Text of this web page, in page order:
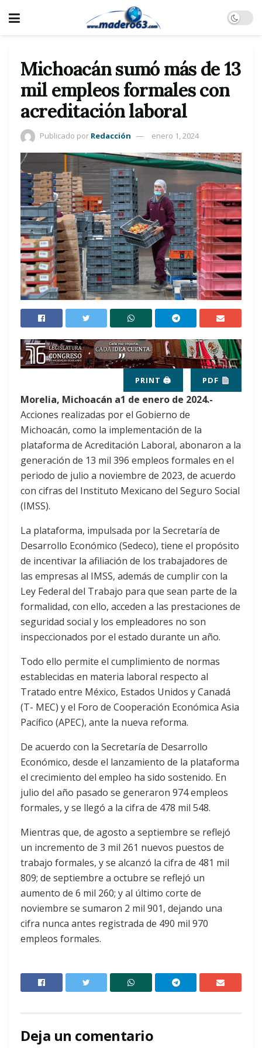
Michoacán sumó más de 13
mil empleos formales con
acreditación laboral
Publicado por Redacción enero 1, 2024
PRINT 🖨 PDF
Morelia, Michoacán a1 de enero de 2024.-
Acciones realizadas por el Gobierno de
Michoacán, como la implementación de la
plataforma de Acreditación Laboral, abonaron a la
generación de 13 mil 396 empleos formales en el
periodo de julio a noviembre de 2023, de acuerdo
con cifras del Instituto Mexicano del Seguro Social
(IMSS).
La plataforma, impulsada por la Secretaría de
Desarrollo Económico (Sedeco), tiene el propósito
de incentivar la afiliación de los trabajadores de
las empresas al IMSS, además de cumplir con la
Ley Federal del Trabajo para que sean parte de la
formalidad, con ello, acceden a las prestaciones de
seguridad social y los empleadores no son
inspeccionados por el estado durante un año.
Todo ello permite el cumplimiento de normas
establecidas en materia laboral respecto al
Tratado entre México, Estados Unidos y Canadá
(T- MEC) y el Foro de Cooperación Económica Asia
Pacífico (APEC), ante la nueva reforma.
De acuerdo con la Secretaría de Desarrollo
Económico, desde el lanzamiento de la plataforma
el crecimiento del empleo ha sido sostenido. En
julio del año pasado se generaron 974 empleos
formales, y se llegó a la cifra de 478 mil 548.
Mientras que, de agosto a septiembre se reflejó
un incremento de 3 mil 261 nuevos puestos de
trabajo formales, y se alcanzó la cifra de 481 mil
809; de septiembre a octubre se reflejó un
aumento de 6 mil 260; y al último corte de
noviembre se sumaron 2 mil 901, dejando una
cifra nunca antes registrada de 490 mil 970
empleos formales.
Deja un comentario